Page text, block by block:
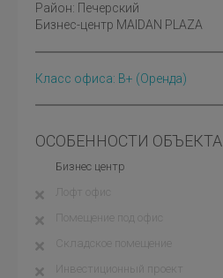
Район: Печерский
Бизнес-центр MAIDAN PLAZA
Класс офиса: B+ (оренда)
ОСОБЕННОСТИ ОБЪЕКТА
Бизнес центр
Лофт офис
Помещение под офис
Складское помещение
Инвестиционный проект